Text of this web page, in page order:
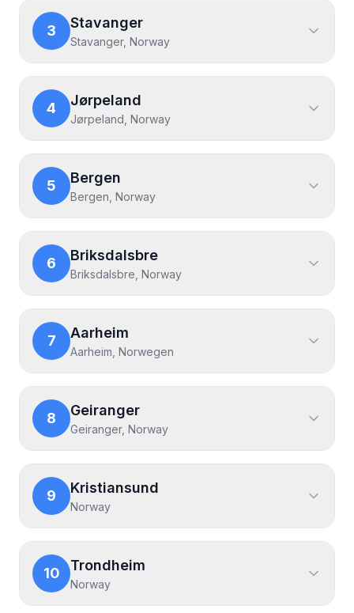
3 Stavanger
Stavanger, Norway
4 Jørpeland
Jørpeland, Norway
5 Bergen
Bergen, Norway
6 Briksdalsbre
Briksdalsbre, Norway
7 Aarheim
Aarheim, Norwegen
8 Geiranger
Geiranger, Norway
9 Kristiansund
Norway
10 Trondheim
Norway